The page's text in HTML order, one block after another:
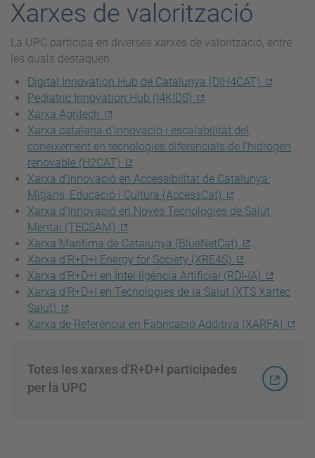
Xarxes de valorització
La UPC participa en diverses xarxes de valorització, entre
les quals destaquen:
Digital Innovation Hub de Catalunya (DIH4CAT)
Pediatric Innovation Hub (I4KIDS)
Xarxa Agritech
Xarxa catalana d'innovació i escalabilitat del
coneixement en tecnologies diferencials de l'hidrogen
renovable (H2CAT)
Xarxa d'Innovació en Accessibilitat de Catalunya:
Mitjans, Educació i Cultura (AccessCat)
Xarxa d'Innovació en Noves Tecnologies de Salut
Mental (TECSAM)
Xarxa Marítima de Catalunya (BlueNetCat)
Xarxa d'R+D+I Energy for Society (XRE4S)
Xarxa d'R+D+I en Intel·ligència Artificial (RDI-IA)
Xarxa d'R+D+I en Tecnologies de la Salut (XTS Xartec
Salut)
Xarxa de Referència en Fabricació Additiva (XARFA)
Totes les xarxes d'R+D+I participades
per la UPC